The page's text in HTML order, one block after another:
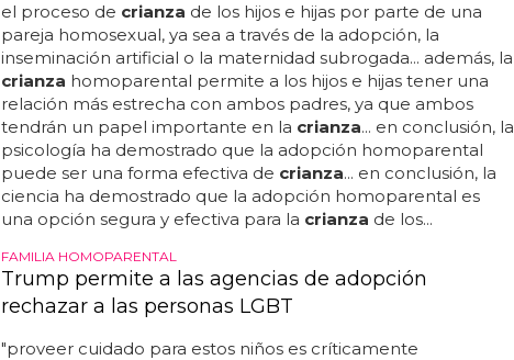
el proceso de crianza de los hijos e hijas por parte de una
pareja homosexual, ya sea a través de la adopción, la
inseminación artificial o la maternidad subrogada... además, la
crianza homoparental permite a los hijos e hijas tener una
relación más estrecha con ambos padres, ya que ambos
tendrán un papel importante en la crianza... en conclusión, la
psicología ha demostrado que la adopción homoparental
puede ser una forma efectiva de crianza... en conclusión, la
ciencia ha demostrado que la adopción homoparental es
una opción segura y efectiva para la crianza de los...
FAMILIA HOMOPARENTAL
Trump permite a las agencias de adopción
rechazar a las personas LGBT
"proveer cuidado para estos niños es críticamente